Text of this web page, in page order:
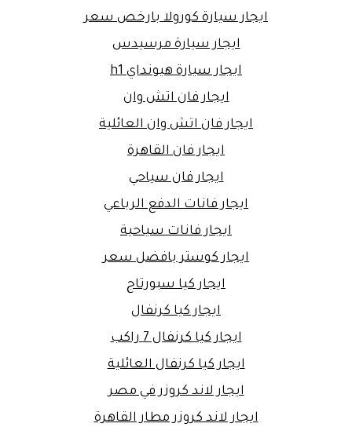
ايجار سيارة كورولا بارخص سعر
ايجار سيارة مرسيدس
ايجار سيارة هيونداي h1
ايجار فان اتش وان
ايجار فان اتش وان العائلية
ايجار فان القاهرة
ايجار فان سياحي
ايجار فانات الدفع الرباعي
ايجار فانات سياحية
ايجار كوستر بافضل سعر
ايجار كيا سبورتاج
ايجار كيا كرنفال
ايجار كيا كرنفال 7 راكب
ايجار كيا كرنفال العائلية
ايجار لاند كروزر في مصر
ايجار لاند كروزر مطار القاهرة